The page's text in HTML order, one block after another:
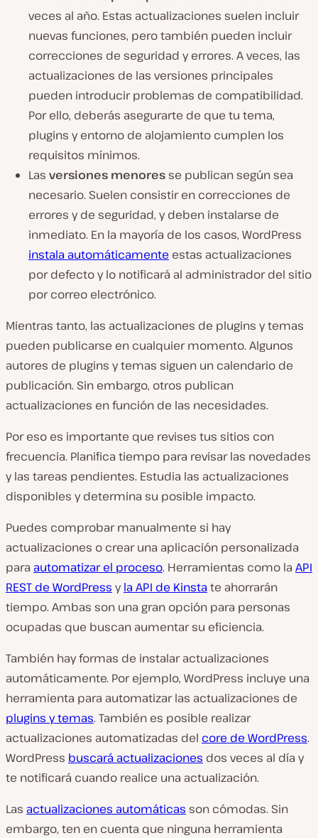
veces al año. Estas actualizaciones suelen incluir
nuevas funciones, pero también pueden incluir
correcciones de seguridad y errores. A veces, las
actualizaciones de las versiones principales
pueden introducir problemas de compatibilidad.
Por ello, deberás asegurarte de que tu tema,
plugins y entorno de alojamiento cumplen los
requisitos mínimos.
Las versiones menores se publican según sea
necesario. Suelen consistir en correcciones de
errores y de seguridad, y deben instalarse de
inmediato. En la mayoría de los casos, WordPress
instala automáticamente estas actualizaciones
por defecto y lo notificará al administrador del sitio
por correo electrónico.
Mientras tanto, las actualizaciones de plugins y temas
pueden publicarse en cualquier momento. Algunos
autores de plugins y temas siguen un calendario de
publicación. Sin embargo, otros publican
actualizaciones en función de las necesidades.
Por eso es importante que revises tus sitios con
frecuencia. Planifica tiempo para revisar las novedades
y las tareas pendientes. Estudia las actualizaciones
disponibles y determina su posible impacto.
Puedes comprobar manualmente si hay
actualizaciones o crear una aplicación personalizada
para automatizar el proceso. Herramientas como la API
REST de WordPress yla API de Kinstate ahorrarán
tiempo. Ambas son una gran opción para personas
ocupadas que buscan aumentar su eficiencia.
También hay formas de instalar actualizaciones
automáticamente. Por ejemplo, WordPress incluye una
herramienta para automatizar las actualizaciones de
plugins y temas. También es posible realizar
actualizaciones automatizadas del core de WordPress.
WordPress buscará actualizaciones dos veces al día y
te notificará cuando realice una actualización.
Las actualizaciones automáticas son cómodas. Sin
embargo, ten en cuenta que ninguna herramienta